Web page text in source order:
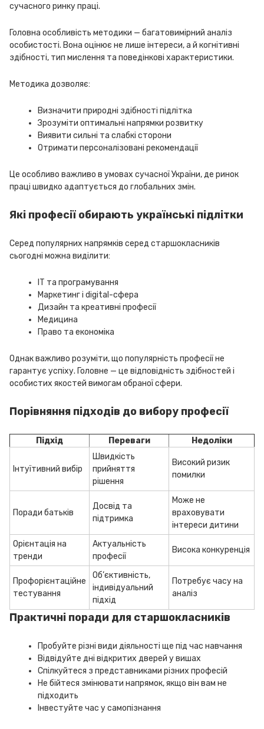
сучасного ринку праці.
Головна особливість методики — багатовимірний аналіз
особистості. Вона оцінює не лише інтереси, а й когнітивні
здібності, тип мислення та поведінкові характеристики.
Методика дозволяє:
Визначити природні здібності підлітка
Зрозуміти оптимальні напрямки розвитку
Виявити сильні та слабкі сторони
Отримати персоналізовані рекомендації
Це особливо важливо в умовах сучасної України, де ринок
праці швидко адаптується до глобальних змін.
Які професії обирають українські підлітки
Серед популярних напрямків серед старшокласників
сьогодні можна виділити:
IT та програмування
Маркетинг і digital-сфера
Дизайн та креативні професії
Медицина
Право та економіка
Однак важливо розуміти, що популярність професії не
гарантує успіху. Головне — це відповідність здібностей і
особистих якостей вимогам обраної сфери.
Порівняння підходів до вибору професії
Підхід Переваги Недоліки
Інтуїтивний вибір
Швидкість
прийняття
рішення
Високий ризик
помилки
Поради батьків
Досвід та
підтримка
Може не
враховувати
інтереси дитини
Орієнтація на
тренди
Актуальність
професії
Висока конкуренція
Профорієнтаційне
тестування
Об’єктивність,
індивідуальний
підхід
Потребує часу на
аналіз
Практичні поради для старшокласників
Пробуйте різні види діяльності ще під час навчання
Відвідуйте дні відкритих дверей у вишах
Спілкуйтеся з представниками різних професій
Не бійтеся змінювати напрямок, якщо він вам не
підходить
Інвестуйте час у самопізнання